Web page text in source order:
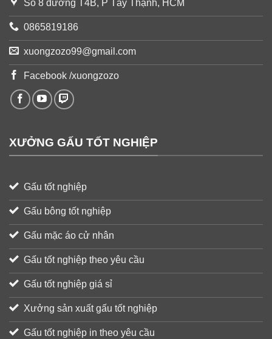
Số 8 đường T4B, P Tây Thạnh, HCM
0865819186
xuongzozo99@gmail.com
Facebook /xuongzozo
XƯỞNG GẤU TỐT NGHIỆP
Gấu tốt nghiệp
Gấu bông tốt nghiệp
Gấu mặc áo cử nhân
Gấu tốt nghiệp theo yêu cầu
Gấu tốt nghiệp giá sỉ
Xưởng sản xuất gấu tốt nghiệp
Gấu tốt nghiệp in theo yêu cầu